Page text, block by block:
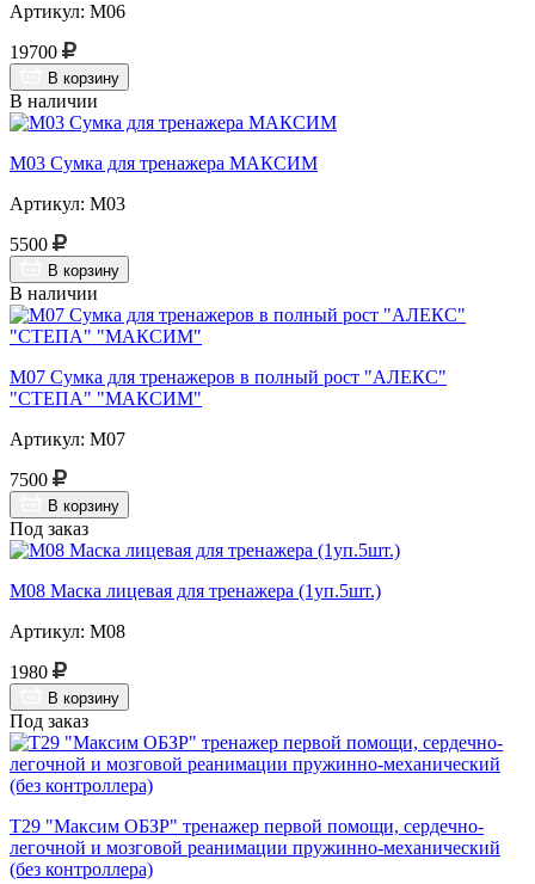
Артикул: М06
19700
В корзину
В наличии
М03 Сумка для тренажера МАКСИМ
Артикул: М03
5500
В корзину
В наличии
М07 Сумка для тренажеров в полный рост "АЛЕКС"
"СТЕПА" "МАКСИМ"
Артикул: М07
7500
В корзину
Под заказ
М08 Маска лицевая для тренажера (1уп.5шт.)
Артикул: М08
1980
В корзину
Под заказ
Т29 "Максим ОБЗР" тренажер первой помощи, сердечно-
легочной и мозговой реанимации пружинно-механический
(без контроллера)